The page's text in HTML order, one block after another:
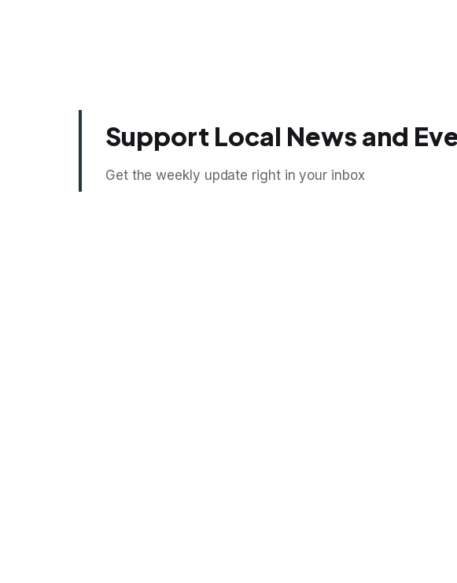
Support Local News and
Get the weekly update right in your inbox